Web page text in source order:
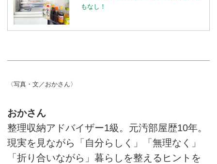
もなし！
〈写真・文／おかさん〉
おかさん
整理収納アドバイザー1級。元汚部屋歴10年。
現実を見ながら「自分らしく」「無理なく」
「折り合いながら」暮らしを整えるヒントを